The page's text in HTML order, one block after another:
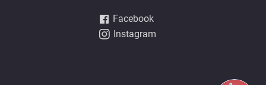
Facebook
Instagram